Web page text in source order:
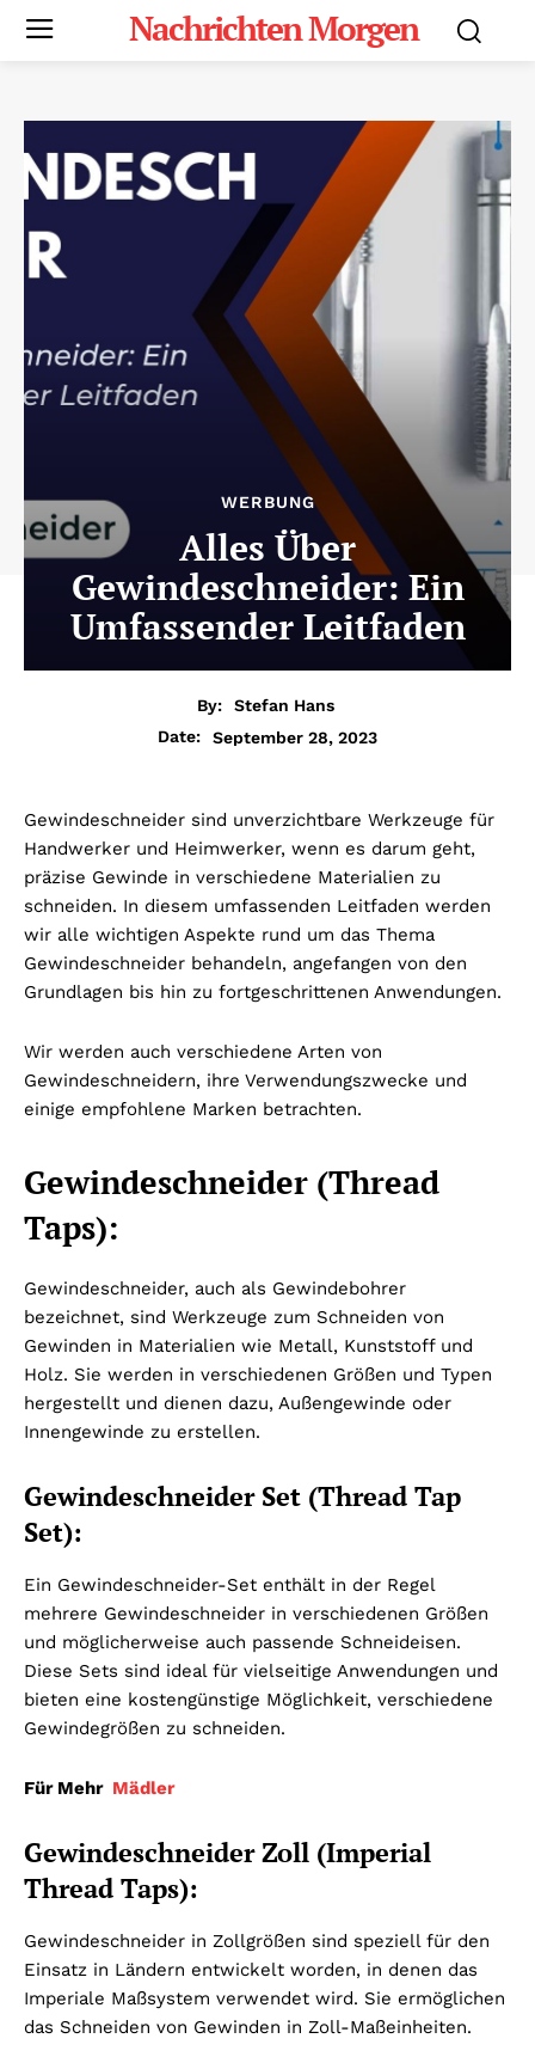
Nachrichten Morgen
WERBUNG
Alles Über
Gewindeschneider: Ein
Umfassender Leitfaden
By:
Stefan Hans
Date:
September 28, 2023
Gewindeschneider sind unverzichtbare Werkzeuge für
Handwerker und Heimwerker, wenn es darum geht,
präzise Gewinde in verschiedene Materialien zu
schneiden. In diesem umfassenden Leitfaden werden
wir alle wichtigen Aspekte rund um das Thema
Gewindeschneider behandeln, angefangen von den
Grundlagen bis hin zu fortgeschrittenen Anwendungen.
Wir werden auch verschiedene Arten von
Gewindeschneidern, ihre Verwendungszwecke und
einige empfohlene Marken betrachten.
Gewindeschneider (Thread
Taps):
Gewindeschneider, auch als Gewindebohrer
bezeichnet, sind Werkzeuge zum Schneiden von
Gewinden in Materialien wie Metall, Kunststoff und
Holz. Sie werden in verschiedenen Größen und Typen
hergestellt und dienen dazu, Außengewinde oder
Innengewinde zu erstellen.
Gewindeschneider Set (Thread Tap
Set):
Ein Gewindeschneider-Set enthält in der Regel
mehrere Gewindeschneider in verschiedenen Größen
und möglicherweise auch passende Schneideisen.
Diese Sets sind ideal für vielseitige Anwendungen und
bieten eine kostengünstige Möglichkeit, verschiedene
Gewindegrößen zu schneiden.
Für Mehr Mädler
Gewindeschneider Zoll (Imperial
Thread Taps):
Gewindeschneider in Zollgrößen sind speziell für den
Einsatz in Ländern entwickelt worden, in denen das
Imperiale Maßsystem verwendet wird. Sie ermöglichen
das Schneiden von Gewinden in Zoll-Maßeinheiten.